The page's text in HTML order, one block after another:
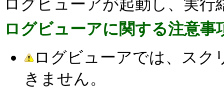
ログビューアが起動し、実行
ログビューアに関する注意事
ログビューアでは、スク
きません。